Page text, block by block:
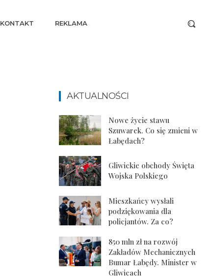
KONTAKT REKLAMA
AKTUALNOŚCI
Nowe życie stawu
Szuwarek. Co się zmieni w
Łabędach?
Gliwickie obchody Święta
Wojska Polskiego
Mieszkańcy wysłali
podziękowania dla
policjantów. Za co?
850 mln zł na rozwój
Zakładów Mechanicznych
Bumar Łabędy. Minister w
Gliwicach